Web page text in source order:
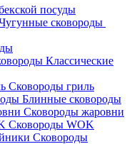
посуды
сковороды
Классические
Сковороды гриль
Блинные сковороды
Сковороды жаровни
Сковороды WOK
Сковороды